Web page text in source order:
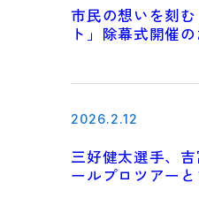
市民の想いを刻
ト」除幕式開催
2026.2.12
三好健太選手、
ールプロツアー